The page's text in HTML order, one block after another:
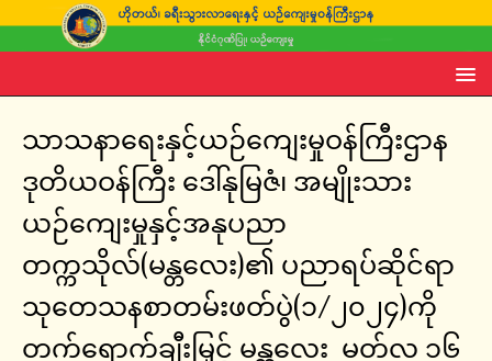
သာသနာရေးနှင့်ယဉ်ကျေးမှုဝန်ကြီးဌာန
ဒုတိယဝန်ကြီး ဒေါ်နုမြဇံ၊ အမျိုးသား
ယဉ်ကျေးမှုနှင့်အနုပညာ
တက္ကသိုလ်(မန္တလေး)၏ ပညာရပ်ဆိုင်ရာ
သုတေသနစာတမ်းဖတ်ပွဲ(၁/၂၀၂၄)ကို
တက်ရောက်ချီးမြှင့် မန္တလေး မတ်လ ၁၆